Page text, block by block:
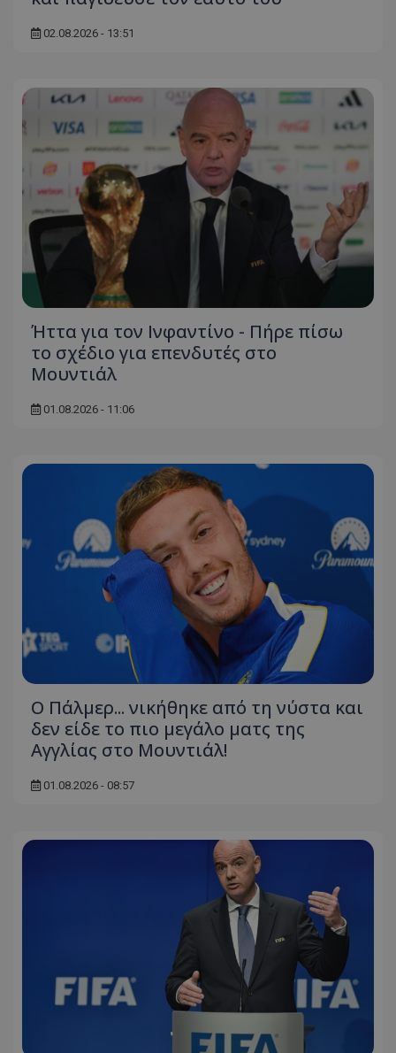
02.08.2026 - 13:51
Ήττα για τον Ινφαντίνο - Πήρε πίσω
το σχέδιο για επενδυτές στο
Μουντιάλ
01.08.2026 - 11:06
Ο Πάλμερ... νικήθηκε από τη νύστα και
δεν είδε το πιο μεγάλο ματς της
Αγγλίας στο Μουντιάλ!
01.08.2026 - 08:57